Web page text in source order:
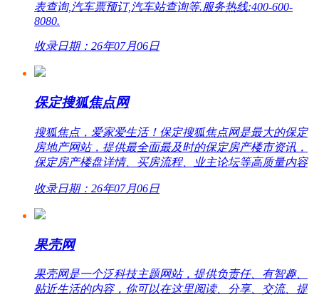
表查询,汽车票预订,汽车站查询等.服务热线:400-600-
8080.
收录日期：26年07月06日
保定搜狐焦点网
搜狐焦点，爱家爱生活！保定搜狐焦点网是最大的保定
房地产网站，提供最全面最及时的保定房产楼市资讯，
保定房产楼盘详情、买房流程、业主论坛等高质量内容
收录日期：26年07月06日
果壳网
果壳网是一个泛科技主题网站，提供负责任、有智趣、
贴近生活的内容，你可以在这里阅读、分享、交流、提